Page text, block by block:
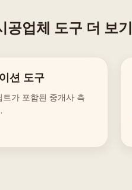
업체 도구 더 보기
션 도구
가 포함된 중개사 측